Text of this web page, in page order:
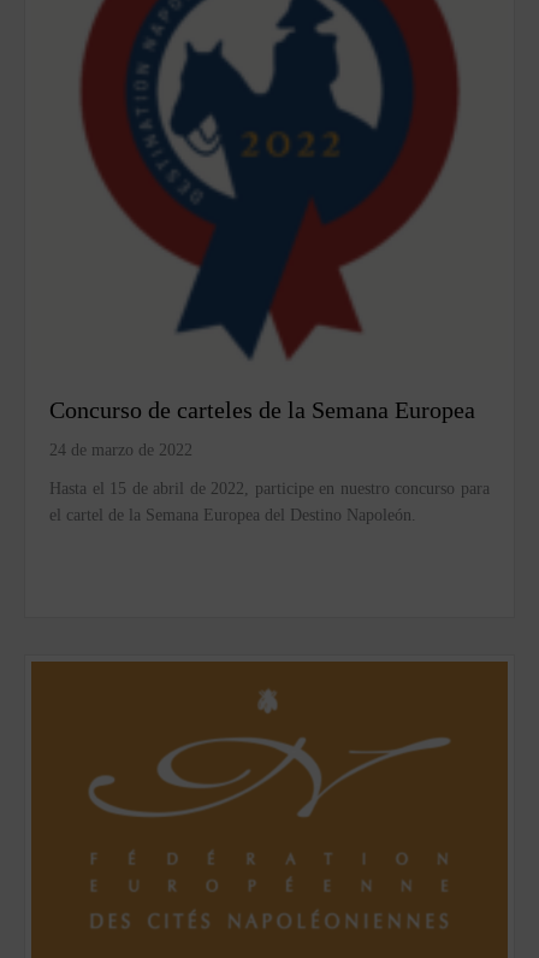
Concurso de carteles de la Semana Europea
24 de marzo de 2022
Hasta el 15 de abril de 2022, participe en nuestro concurso para
el cartel de la Semana Europea del Destino Napoleón.